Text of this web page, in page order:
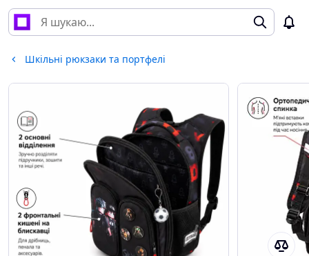
Шкільні рюкзаки та портфелі